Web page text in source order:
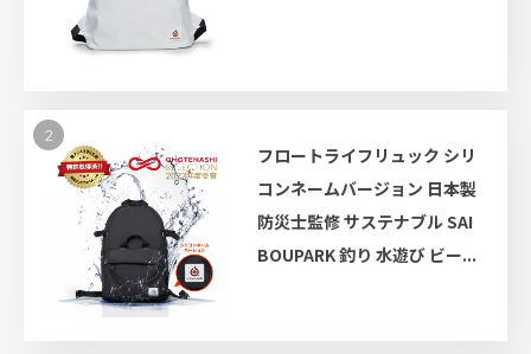
フロートライフリュック シリ
コンネームバージョン 日本製
防災士監修 サステナブル SAI
BOUPARK 釣り 水遊び ビー...
2